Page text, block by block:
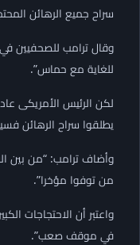
سراح جميع الرهائن
وقال ترامب للصحفيين
للغاية مع حماس”.
لكن الرئيس الأمريكى
يطلقوا سراح الرهائن
وأضاف ترامب: “من بين
من توفوا مؤخرا”.
واعتبر أن الاحتجاجات
في موقف صعب”.